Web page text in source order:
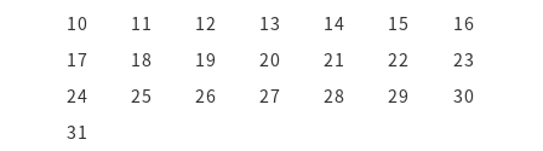
10
11 12 13 14 15
16
17
18 19 20 21 22
23
24
25 26 27 28 29
30
31